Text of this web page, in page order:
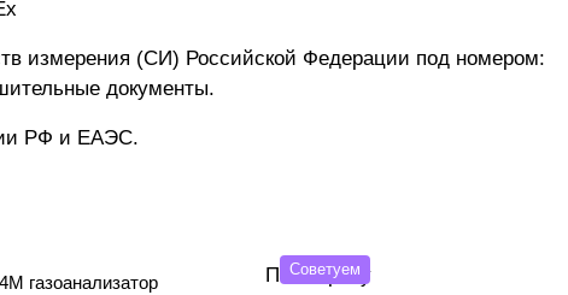
измерения (СИ) Российской Федерации под номером:
документы.
РФ и ЕАЭС.
газоанализатор
Советуем
По запросу